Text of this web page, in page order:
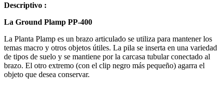
Descriptivo :
La Ground Plamp PP-400
La Planta Plamp es un brazo articulado se utiliza para mantener los
temas macro y otros objetos útiles. La pila se inserta en una variedad
de tipos de suelo y se mantiene por la carcasa tubular conectado al
brazo. El otro extremo (con el clip negro más pequeño) agarra el
objeto que desea conservar.